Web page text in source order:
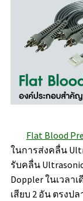
Flat Blood
ในการส่งคลื่น
รับคลื่น
Doppler ในเวล
เสียบ 2 อัน ตรงป